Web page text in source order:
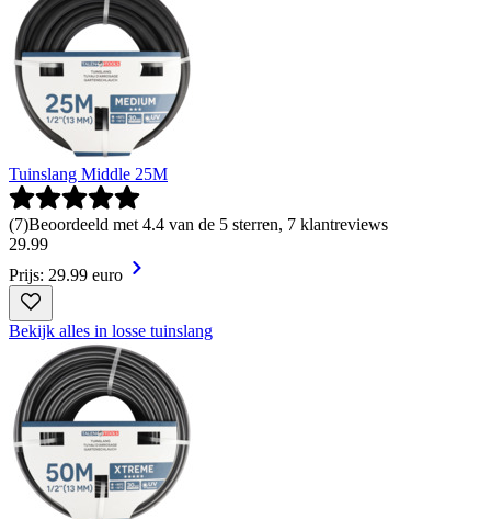
Tuinslang Middle 25M
(7)Beoordeeld met 4.4 van de 5 sterren, 7 klantreviews
29.99
Prijs: 29.99 euro
Bekijk alles in losse tuinslang